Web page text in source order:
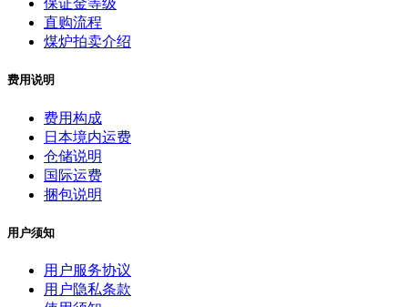
保证金等级
直购流程
煤炉拍卖介绍
费用说明
费用构成
日本境内运费
仓储说明
国际运费
捆包说明
用户须知
用户服务协议
用户隐私条款